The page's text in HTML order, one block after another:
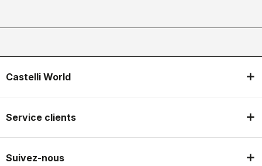
Castelli World
Service clients
Suivez-nous